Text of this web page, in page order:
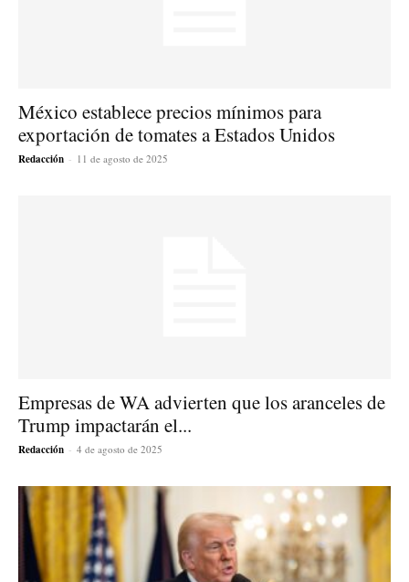
México establece precios mínimos para
exportación de tomates a Estados Unidos
Redacción - 11 de agosto de 2025
Empresas de WA advierten que los aranceles de
Trump impactarán el...
Redacción - 4 de agosto de 2025